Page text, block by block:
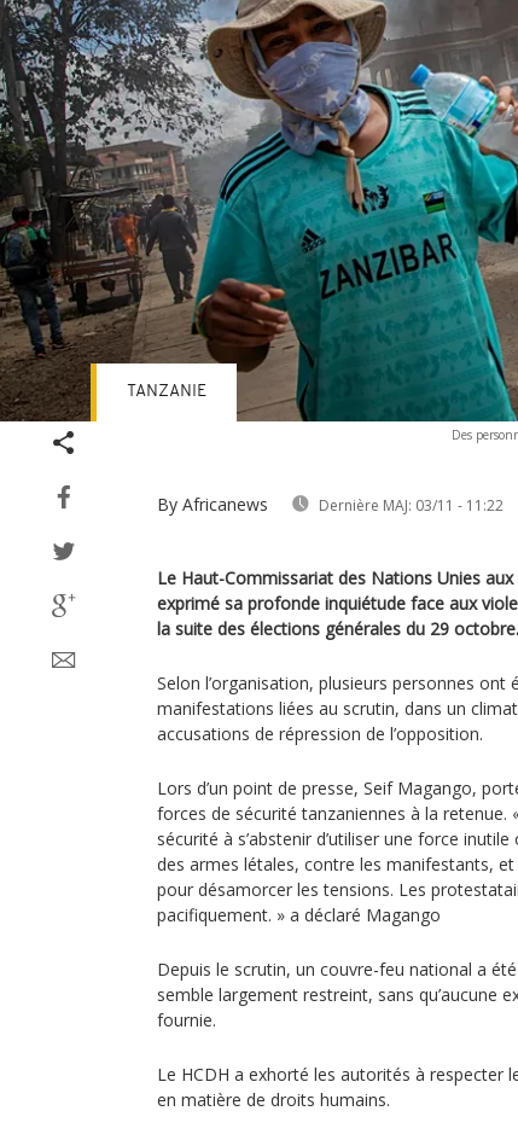
Des
By Africanews Dernière MAJ: 03/11 - 11:22
TANZANIE
Le Haut-Commissariat des Nations Unies
exprimé sa profonde inquiétude face aux
la suite des élections générales du 29 octobre.
Selon l’organisation, plusieurs personnes ont
manifestations liées au scrutin, dans un
accusations de répression de l’opposition.
Lors d’un point de presse, Seif Magango,
forces de sécurité tanzaniennes à la retenue.
sécurité à s’abstenir d’utiliser une force
des armes létales, contre les manifestants,
pour désamorcer les tensions. Les
pacifiquement. » a déclaré Magango
Depuis le scrutin, un couvre-feu national a
semble largement restreint, sans qu’aucune
fournie.
Le HCDH a exhorté les autorités à respecter
en matière de droits humains.